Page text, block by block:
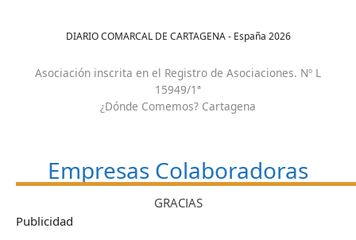
DIARIO COMARCAL DE CARTAGENA - España 2026
Asociación inscrita en el Registro de Asociaciones. Nº L
15949/1ª
¿Dónde Comemos? Cartagena
Empresas Colaboradoras
GRACIAS
Publicidad